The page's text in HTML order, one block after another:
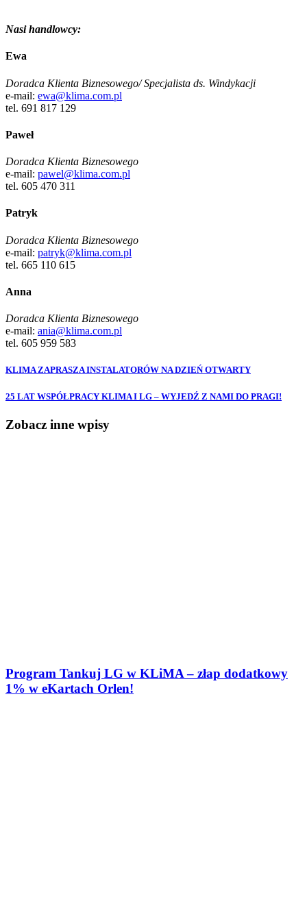
Nasi handlowcy:
Ewa
Doradca Klienta Biznesowego/ Specjalista ds. Windykacji
e-mail: ewa@klima.com.pl
tel. 691 817 129
Paweł
Doradca Klienta Biznesowego
e-mail: pawel@klima.com.pl
tel. 605 470 311
Patryk
Doradca Klienta Biznesowego
e-mail: patryk@klima.com.pl
tel. 665 110 615
Anna
Doradca Klienta Biznesowego
e-mail: ania@klima.com.pl
tel. 605 959 583
KLIMA ZAPRASZA INSTALATORÓW NA DZIEŃ OTWARTY
25 LAT WSPÓŁPRACY KLIMA I LG – WYJEDŹ Z NAMI DO PRAGI!
Zobacz inne wpisy
Program Tankuj LG w KLiMA – złap dodatkowy
1% w eKartach Orlen!